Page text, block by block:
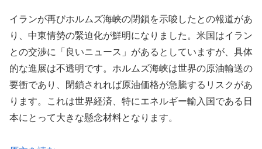
イランが再びホルムズ海峡の閉鎖を示唆したとの報道があ
り、中東情勢の緊迫化が鮮明になりました。米国はイラン
との交渉に「良いニュース」があるとしていますが、具体
的な進展は不透明です。ホルムズ海峡は世界の原油輸送の
要衝であり、閉鎖されれば原油価格が急騰するリスクがあ
ります。これは世界経済、特にエネルギー輸入国である日
本にとって大きな懸念材料となります。